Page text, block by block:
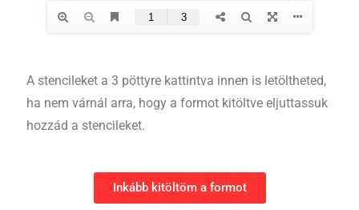
A stencileket a 3 pöttyre kattintva innen is letöltheted,
ha nem várnál arra, hogy a formot kitöltve eljuttassuk
hozzád a stencileket.
Inkább kitöltöm a formot